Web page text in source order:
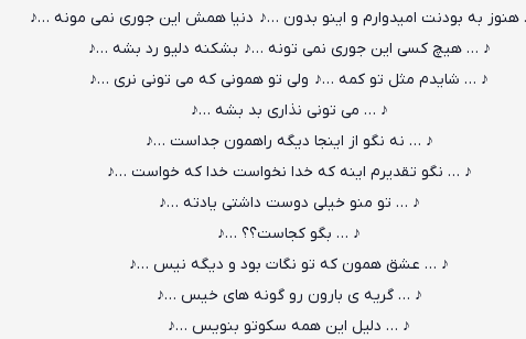
به بودنت امیدوارم و اینو بدون …♪ دنیا همش این جوری نمی مونه …♪
♪ … هیچ کسی این جوری نمی تونه …♪ بشکنه دلیو رد بشه …♪
♪ … شایدم مثل تو کمه …♪ ولی تو همونی که می تونی نری …♪
♪ … می تونی نذاری بد بشه …♪
♪ … نه نگو از اینجا دیگه راهمون جداست …♪
♪ … نگو تقدیرم اینه که خدا نخواست خدا که خواست …♪
♪ … تو منو خیلی دوست داشتی یادته …♪
♪ … بگو کجاست؟؟ …♪
♪ … عشق همون که تو نگات بود و دیگه نیس …♪
♪ … گریه ی بارون رو گونه های خیس …♪
♪ … دلیل این همه سکوتو بنویس …♪